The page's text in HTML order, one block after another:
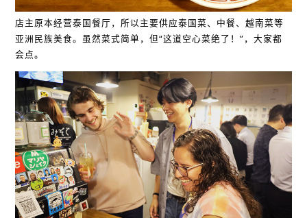
店主原本经营泰国餐厅，所以主要供应泰国菜、中餐、越南菜等
亚洲民族美食。虽然菜式简单，但“这道空心菜绝了！”，大家都
会点。